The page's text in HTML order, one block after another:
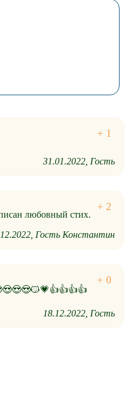
31.01.2022 Гость
любовный стих.
Гость Константин
18.12.2022 Гость